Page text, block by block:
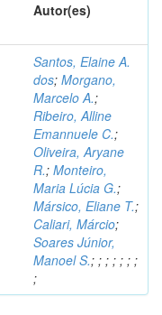
Autor(es)
Santos, Elaine A.
dos; Morgano,
Marcelo A.;
Ribeiro, Alline
Emannuele C.;
Oliveira, Aryane
R.; Monteiro,
Maria Lúcia G.;
Mársico, Eliane T.;
Caliari, Márcio;
Soares Júnior,
Manoel S.; ; ; ; ; ; ;
;